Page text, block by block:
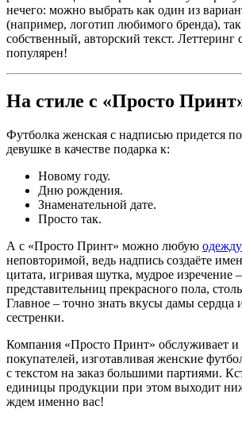
нечего: можно выбрать как один из
(например, логотип любимого бренда), так
собственный, авторский текст. Леттеринг
популярен!
На стиле с «Просто
Футболка женская с надписью придется
девушке в качестве подарка к:
Новому году.
Дню рождения.
Знаменательной дате.
Просто так.
А с «Просто Принт» можно любую
неповторимой, ведь надпись создаёте
цитата, игривая шутка, мудрое изречение
представительниц прекрасного пола,
Главное – точно знать вкусы дамы
сестренки.
Компания «Просто Принт» обслуживает
покупателей, изготавливая женские
с текстом на заказ большими партиями.
единицы продукции при этом выходит
ждем именно вас!